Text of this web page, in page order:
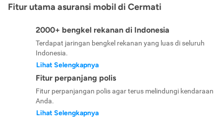
Fitur utama asuransi mobil di Cermati
2000+ bengkel rekanan di Indonesia
Terdapat jaringan bengkel rekanan yang luas di seluruh
Indonesia.
Lihat Selengkapnya
Fitur perpanjang polis
Fitur perpanjangan polis agar terus melindungi kendaraan
Anda.
Lihat Selengkapnya